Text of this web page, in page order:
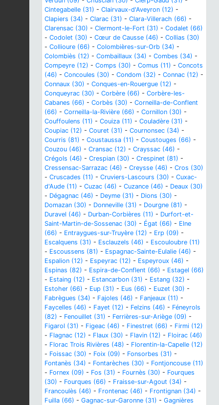
Cintegabelle (31) - Clairvaux-d'Aveyron (12) -
Clapiers (34) - Clarac (31) - Clara-Villerach (66) -
Clarensac (30) - Clermont-le-Fort (31) - Codalet (66)
- Codolet (30) - Cœur de Causse (46) - Collias (30)
- Collioure (66) - Colombières-sur-Orb (34) -
Colombiès (12) - Combaillaux (34) - Combes (34) -
Compeyre (12) - Comps (30) - Comus (11) - Concots
(46) - Concoules (30) - Condom (32) - Connac (12) -
Connaux (30) - Conques-en-Rouergue (12) -
Conqueyrac (30) - Corbère (66) - Corbère-les-
Cabanes (66) - Corbès (30) - Corneilla-de-Conflent
(66) - Corneilla-la-Rivière (66) - Cornillon (30) -
Couffoulens (11) - Couiza (11) - Couladère (31) -
Coupiac (12) - Couret (31) - Cournonsec (34) -
Courris (81) - Coustaussa (11) - Coustouges (66) -
Couzou (46) - Cransac (12) - Crayssac (46) -
Crégols (46) - Crespian (30) - Crespinet (81) -
Cressensac-Sarrazac (46) - Creysse (46) - Cros (30)
- Cruscades (11) - Cruviers-Lascours (30) - Cuxac-
d'Aude (11) - Cuzac (46) - Cuzance (46) - Deaux (30)
- Dégagnac (46) - Deyme (31) - Dions (30) -
Domazan (30) - Donneville (31) - Dourgne (81) -
Duravel (46) - Durban-Corbières (11) - Durfort-et-
Saint-Martin-de-Sossenac (30) - Égat (66) - Elne
(66) - Entraygues-sur-Truyère (12) - Erp (09) -
Escalquens (31) - Esclauzels (46) - Escouloubre (11)
- Escoussens (81) - Espagnac-Sainte-Eulalie (46) -
Espalion (12) - Espeyrac (12) - Espeyroux (46) -
Espinas (82) - Espira-de-Conflent (66) - Estagel (66)
- Estaing (12) - Estancarbon (31) - Estang (32) -
Estoher (66) - Eup (31) - Eus (66) - Euzet (30) -
Fabrègues (34) - Fajoles (46) - Fanjeaux (11) -
Faycelles (46) - Fayet (12) - Felzins (46) - Féneyrols
(82) - Fenouillet (31) - Ferrières-sur-Ariège (09) -
Figarol (31) - Figeac (46) - Finestret (66) - Firmi (12)
- Flagnac (12) - Flaux (30) - Flavin (12) - Floirac (46)
- Florac Trois Rivières (48) - Florentin-la-Capelle (12)
- Foissac (30) - Foix (09) - Fonsorbes (31) -
Fontanès (34) - Fontarèches (30) - Fontjoncouse (11)
- Fornex (09) - Fos (31) - Fournès (30) - Fourques
(30) - Fourques (66) - Fraisse-sur-Agout (34) -
Francoulès (46) - Frontenac (46) - Frontignan (34) -
Fuilla (66) - Gagnac-sur-Garonne (31) - Gagnières